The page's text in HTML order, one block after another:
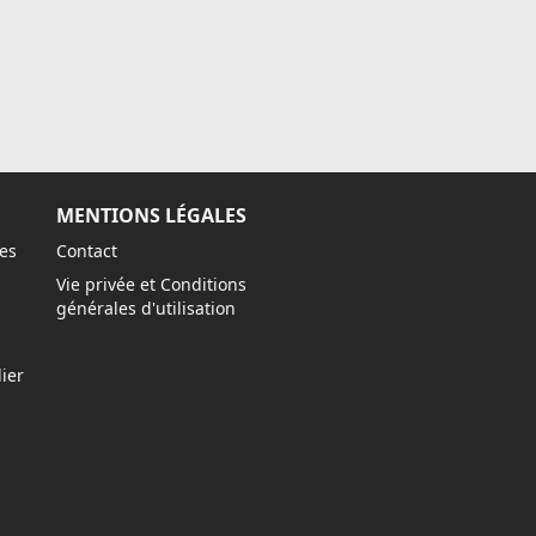
MENTIONS LÉGALES
Contact
Vie privée et Conditions
générales d'utilisation